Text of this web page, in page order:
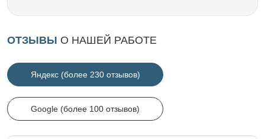
ОТЗЫВЫ О НАШЕЙ РАБОТЕ
Яндекс (более 230 отзывов)
Google (более 100 отзывов)